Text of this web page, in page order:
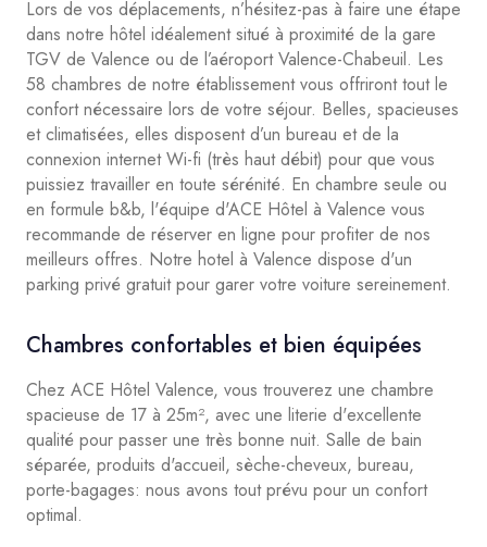
Lors de vos déplacements, n’hésitez-pas à faire une étape
dans notre hôtel idéalement situé à proximité de la gare
TGV de Valence ou de l’aéroport Valence-Chabeuil. Les
58 chambres de notre établissement vous offriront tout le
confort nécessaire lors de votre séjour. Belles, spacieuses
et climatisées, elles disposent d’un bureau et de la
connexion internet Wi-fi (très haut débit) pour que vous
puissiez travailler en toute sérénité. En chambre seule ou
en formule b&b, l'équipe d'ACE Hôtel à Valence vous
recommande de réserver en ligne pour profiter de nos
meilleurs offres. Notre hotel à Valence dispose d'un
parking privé gratuit pour garer votre voiture sereinement.
Chambres confortables et bien équipées
Chez ACE Hôtel Valence, vous trouverez une chambre
spacieuse de 17 à 25m², avec une literie d'excellente
qualité pour passer une très bonne nuit. Salle de bain
séparée, produits d'accueil, sèche-cheveux, bureau,
porte-bagages: nous avons tout prévu pour un confort
optimal.